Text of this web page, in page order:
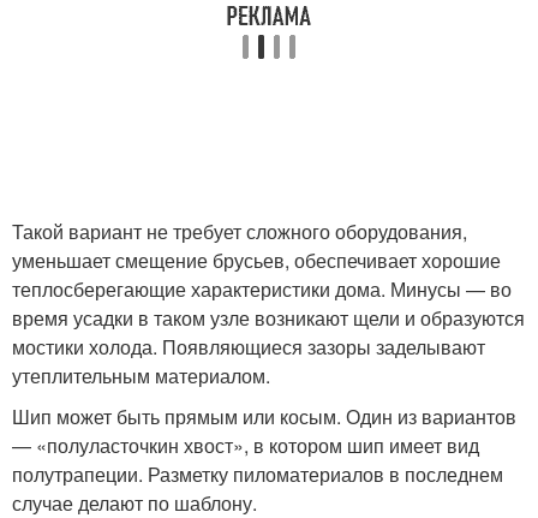
Такой вариант не требует сложного оборудования,
уменьшает смещение брусьев, обеспечивает хорошие
теплосберегающие характеристики дома. Минусы — во
время усадки в таком узле возникают щели и образуются
мостики холода. Появляющиеся зазоры заделывают
утеплительным материалом.
Шип может быть прямым или косым. Один из вариантов
— «полуласточкин хвост», в котором шип имеет вид
полутрапеции. Разметку пиломатериалов в последнем
случае делают по шаблону.